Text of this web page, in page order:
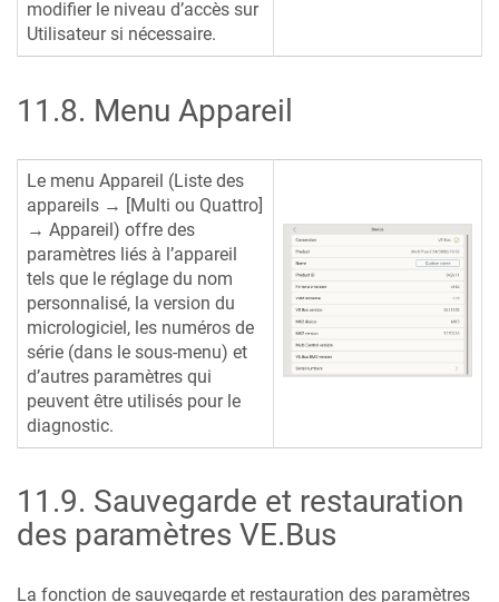
modifier le niveau d’accès sur
Utilisateur si nécessaire.
11.8. Menu Appareil
Le menu Appareil (Liste des
appareils → [Multi ou Quattro]
→ Appareil) offre des
paramètres liés à l’appareil
tels que le réglage du nom
personnalisé, la version du
micrologiciel, les numéros de
série (dans le sous-menu) et
d’autres paramètres qui
peuvent être utilisés pour le
diagnostic.
11.9. Sauvegarde et restauration
des paramètres VE.Bus
La fonction de sauvegarde et restauration des paramètres